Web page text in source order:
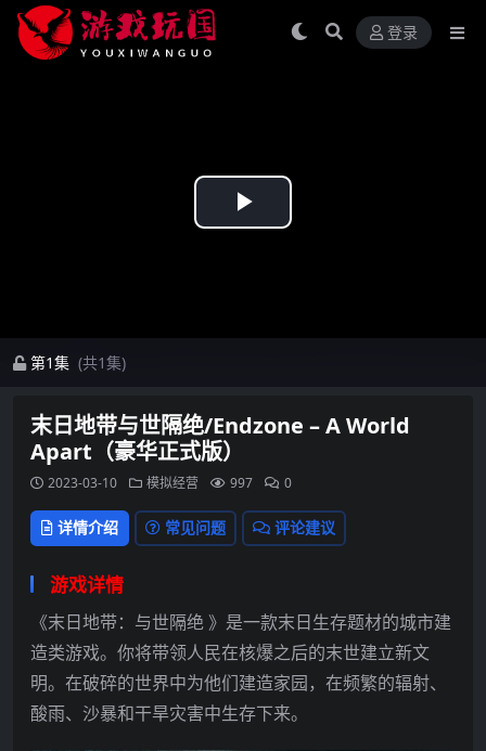
登录
Play
第1集 (共1集)
末日地带与世隔绝/Endzone – A World
Apart（豪华正式版）
2023-03-10 模拟经营 997 0
详情介绍 常见问题 评论建议
游戏详情
《末日地带：与世隔绝 》是一款末日生存题材的城市建
造类游戏。你将带领人民在核爆之后的末世建立新文
明。在破碎的世界中为他们建造家园，在频繁的辐射、
酸雨、沙暴和干旱灾害中生存下来。